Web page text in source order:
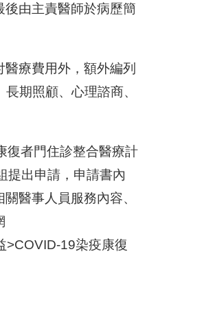
由主責醫師於病歷簡
療費用外，額外編列
期照顧、心理諮商、
復者門住診整合醫療計
提出申請，申請書內
醫事人員服務內容、
>COVID-19染疫康復